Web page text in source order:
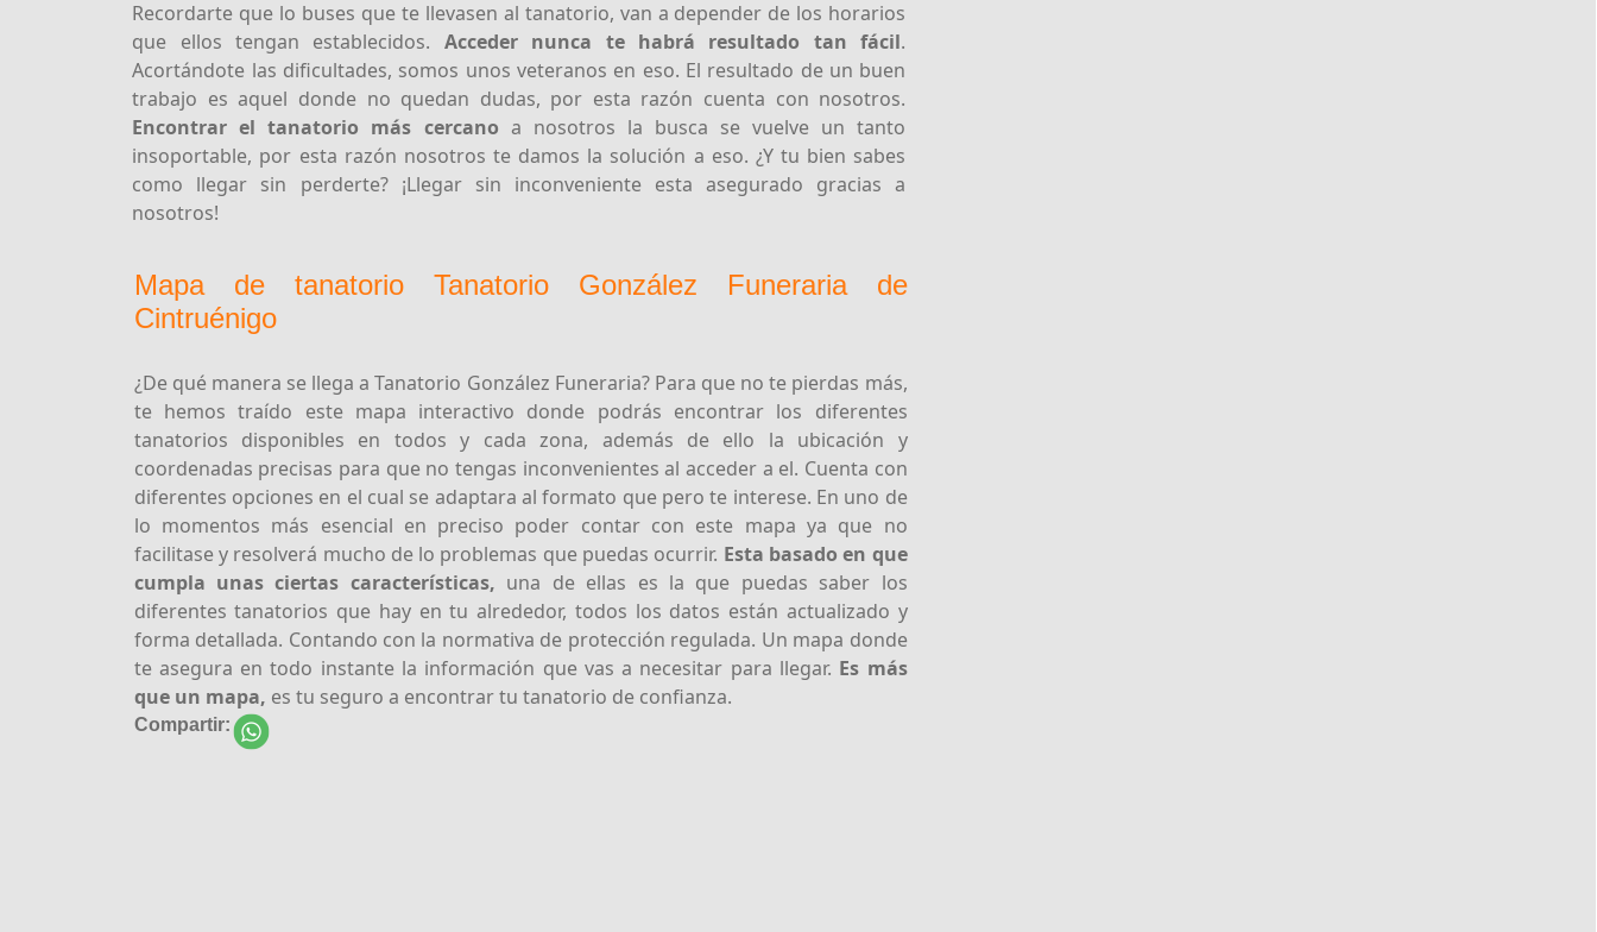
Recordarte que lo buses que te llevasen al tanatorio, van a depender de los horarios
que ellos tengan establecidos. Acceder nunca te habrá resultado tan fácil.
Acortándote las dificultades, somos unos veteranos en eso. El resultado de un buen
trabajo es aquel donde no quedan dudas, por esta razón cuenta con nosotros.
Encontrar el tanatorio más cercano a nosotros la busca se vuelve un tanto
insoportable, por esta razón nosotros te damos la solución a eso. ¿Y tu bien sabes
como llegar sin perderte? ¡Llegar sin inconveniente esta asegurado gracias a
nosotros!
Mapa de tanatorio Tanatorio González Funeraria de
Cintruénigo
¿De qué manera se llega a Tanatorio González Funeraria? Para que no te pierdas más,
te hemos traído este mapa interactivo donde podrás encontrar los diferentes
tanatorios disponibles en todos y cada zona, además de ello la ubicación y
coordenadas precisas para que no tengas inconvenientes al acceder a el. Cuenta con
diferentes opciones en el cual se adaptara al formato que pero te interese. En uno de
lo momentos más esencial en preciso poder contar con este mapa ya que no
facilitase y resolverá mucho de lo problemas que puedas ocurrir. Esta basado en que
cumpla unas ciertas características, una de ellas es la que puedas saber los
diferentes tanatorios que hay en tu alrededor, todos los datos están actualizado y
forma detallada. Contando con la normativa de protección regulada. Un mapa donde
te asegura en todo instante la información que vas a necesitar para llegar. Es más
que un mapa, es tu seguro a encontrar tu tanatorio de confianza.
Compartir: